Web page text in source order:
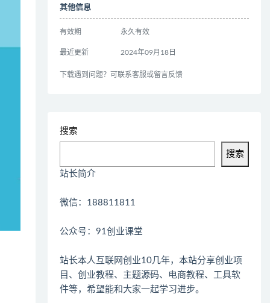
其他信息
有效期 永久有效
最近更新 2024年09月18日
下载遇到问题？可联系客服或留言反馈
搜索
搜索
站长简介
微信：188811811
公众号：91创业课堂
站长本人互联网创业10几年，本站分享创业项
目、创业教程、主题源码、电商教程、工具软
件等，希望能和大家一起学习进步。